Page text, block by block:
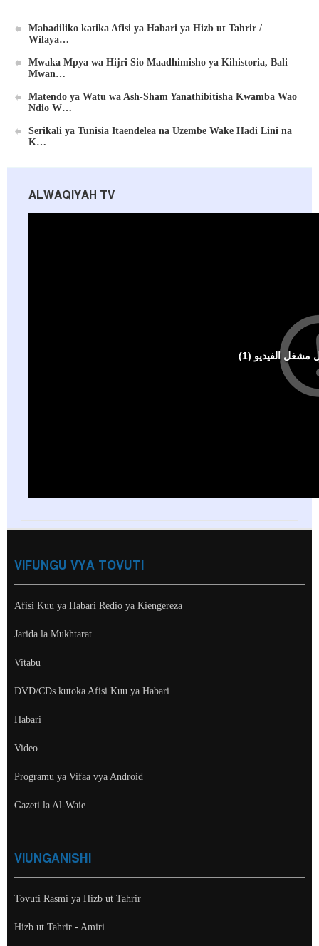
Mabadiliko katika Afisi ya Habari ya Hizb ut Tahrir /
Wilaya…
Mwaka Mpya wa Hijri Sio Maadhimisho ya Kihistoria, Bali
Mwan…
Matendo ya Watu wa Ash-Sham Yanathibitisha Kwamba Wao
Ndio W…
Serikali ya Tunisia Itaendelea na Uzembe Wake Hadi Lini na
K…
ALWAQIYAH TV
VIFUNGU VYA TOVUTI
Afisi Kuu ya Habari Redio ya Kiengereza
Jarida la Mukhtarat
Vitabu
DVD/CDs kutoka Afisi Kuu ya Habari
Habari
Video
Programu ya Vifaa vya Android
Gazeti la Al-Waie
VIUNGANISHI
Tovuti Rasmi ya Hizb ut Tahrir
Hizb ut Tahrir - Amiri